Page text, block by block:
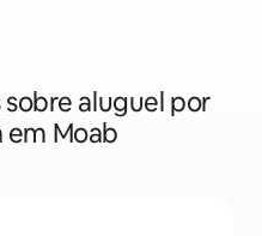
aluguel por
Moab